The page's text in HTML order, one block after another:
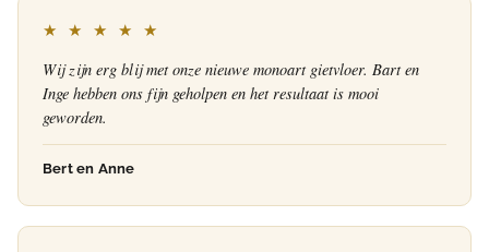
★ ★ ★ ★ ★
Wij zijn erg blij met onze nieuwe monoart gietvloer. Bart en
Inge hebben ons fijn geholpen en het resultaat is mooi
geworden.
Bert en Anne